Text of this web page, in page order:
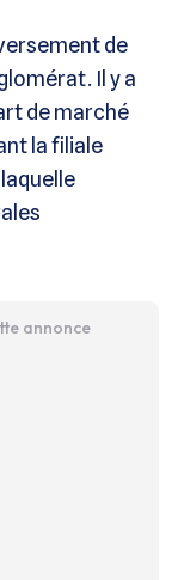
de
Il y a
de marché
la filiale
annonce